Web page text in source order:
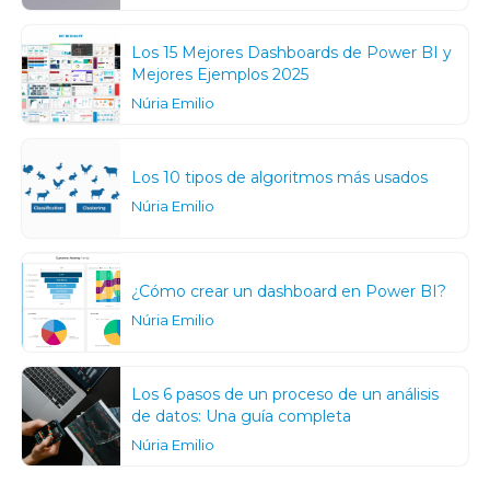
Los 15 Mejores Dashboards de Power BI y
Mejores Ejemplos 2025
Núria Emilio
Los 10 tipos de algoritmos más usados
Núria Emilio
¿Cómo crear un dashboard en Power BI?
Núria Emilio
Los 6 pasos de un proceso de un análisis
de datos: Una guía completa
Núria Emilio